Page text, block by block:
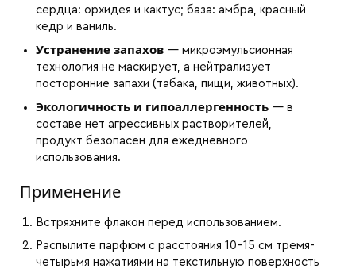
сердца: орхидея и кактус; база: амбра, красный
кедр и ваниль.
Устранение запахов — микроэмульсионная
технология не маскирует, а нейтрализует
посторонние запахи (табака, пищи, животных).
Экологичность и гипоаллергенность — в
составе нет агрессивных растворителей,
продукт безопасен для ежедневного
использования.
Применение
Встряхните флакон перед использованием.
Распылите парфюм с расстояния 10–15 см тремя-
четырьмя нажатиями на текстильную поверхность